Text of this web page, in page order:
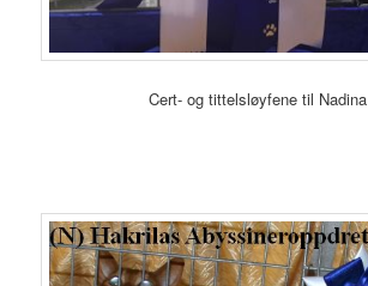
Cert- og tittelsløyfene til Nadina